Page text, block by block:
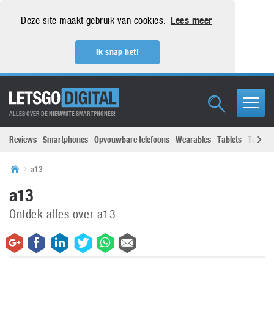
Deze site maakt gebruik van cookies. Lees meer
Ik snap het!
ALLES OVER DE NIEUWSTE SMARTPHONES!
Reviews Smartphones Opvouwbare telefoons Wearables Tablets
a13
a13
Ontdek alles over a13